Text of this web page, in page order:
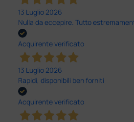
13 Luglio 2026
Nulla da eccepire. Tutto
Acquirente verificato
13 Luglio 2026
Rapidi, disponibili ben forniti
Acquirente verificato